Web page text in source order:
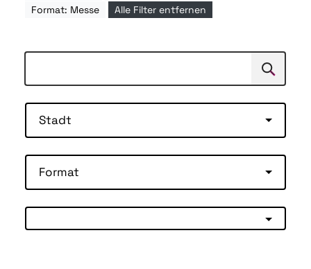
Format: Messe
Alle Filter entfernen
Suchen
Stadt
Format